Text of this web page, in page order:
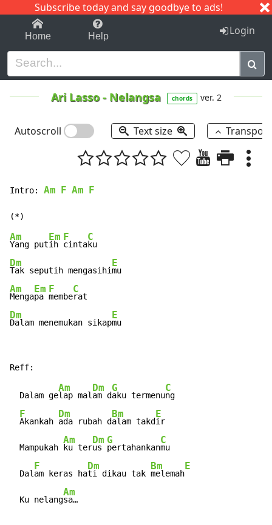
Subscribe today and say goodbye to ads!
1-9 C I J
Home Help Login
Ari Lasso- Nelangsa chords ver. 2
Autoscroll Text size
Intro: Am F Am F
Am
Yang put
Em
ih
F
cinta
C
Dm
Tak seputih mengasihi
E
Am
Menga
Em
pa
F
membe
C
Dm
Dalam menemukan sikap
E
mu
  Dalam ge
Am
lap mal
Dm
am d
G
aku termenu
C
ng
F
Akankah
Dm
ada rubah d
Bm
alam takd
E
ir
  Mampukah
Am
ku ter
Dm
us
G
pertahankan
C
mu
  Dal
F
am keras ha
Dm
ti dikau tak
Bm
melemah
E
  Ku nelang
Am
sa…